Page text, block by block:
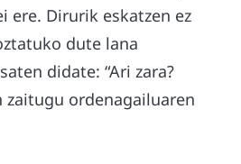
ere. Dirurik eskatzen ez
dute lana
didate: “Ari zara?
zaitugu ordenagailuaren